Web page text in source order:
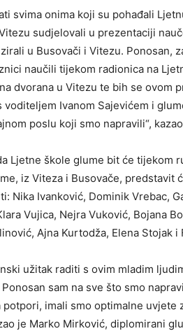
svima onima koji su pohađali
sudjelovali u prezentaciji
u Busovači i Vitezu. Ponosan,
naučili tijekom radionica na
dvorana u Vitezu te bih se ovom
voditeljem Ivanom Sajevićem i
poslu koji smo napravili“,
Ljetne škole glume bit će tijekom
iz Viteza i Busovače, predstavit
Nika Ivanković, Dominik Vrebac,
Vujica, Nejra Vuković, Bojana
Ajna Kurtodža, Elena Stojak i
užitak raditi s ovim mladim
sam na sve što smo
potpori, imali smo optimalne uvjete
je Marko Mirković, diplomirani